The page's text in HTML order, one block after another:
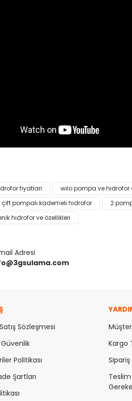
Bu ürüne ilk yorumu siz
diğer konularda yetersiz gördüğünüz
fiyatları wilo pompa ve hidrofor
çift pompalı kademeli hidrofor 2
hidrofor ve özellikleri
Adresi
Sözleşmesi
Politikası
Şartları
Kargo
Teslim